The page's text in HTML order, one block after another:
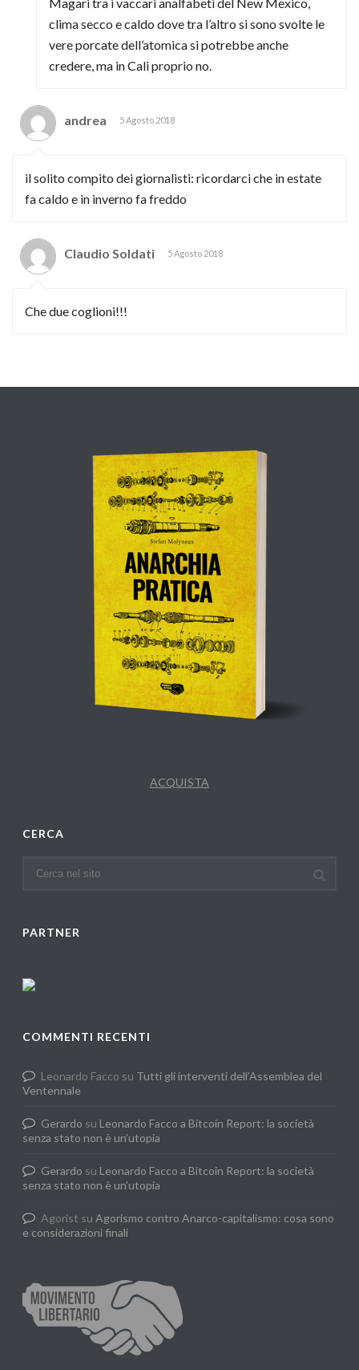
clima secco e caldo dove tra l’altro si sono svolte le
vere porcate dell’atomica si potrebbe anche
credere, ma in Cali proprio no.
andrea 5 Agosto 2018
il solito compito dei giornalisti: ricordarci che in estate
fa caldo e in inverno fa freddo
Claudio Soldati 5 Agosto 2018
Che due coglioni!!!
ACQUISTA
CERCA
PARTNER
COMMENTI RECENTI
Leonardo Facco su Tutti gli interventi dell’Assemblea del
Ventennale
Gerardo su Leonardo Facco a Bitcoin Report: la società
senza stato non è un’utopia
Gerardo su Leonardo Facco a Bitcoin Report: la società
senza stato non è un’utopia
Agorist suAgorismo contro Anarco-capitalismo: cosa sono
e considerazioni finali